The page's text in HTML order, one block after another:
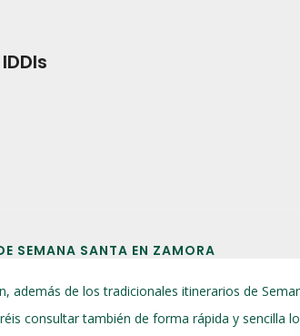
IDDIs
SEMANA SANTA EN ZAMORA
de los tradicionales itinerarios de
consultar también de forma rápida y sencilla